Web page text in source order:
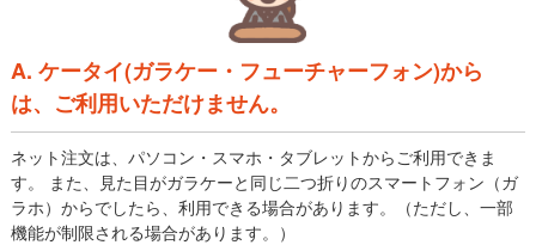
A. ケータイ(ガラケー・フューチャーフォン)から
は、ご利用いただけません。
ネット注文は、パソコン・スマホ・タブレットからご利用できま
す。 また、見た目がガラケーと同じ二つ折りのスマートフォン（ガ
ラホ）からでしたら、利用できる場合があります。（ただし、一部
機能が制限される場合があります。）